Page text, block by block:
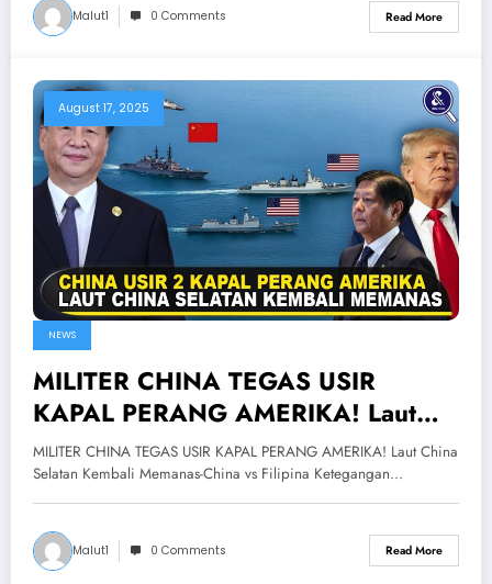
Malut1 0 Comments Read More
August 17, 2025
NEWS
MILITER CHINA TEGAS USIR
KAPAL PERANG AMERIKA! Laut
China Selatan Kembali Memanas-
China vs Filipina
MILITER CHINA TEGAS USIR KAPAL PERANG AMERIKA! Laut China
Selatan Kembali Memanas-China vs Filipina Ketegangan…
Malut1 0 Comments Read More